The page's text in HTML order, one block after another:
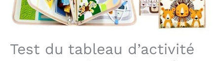
Test du tableau d’activité